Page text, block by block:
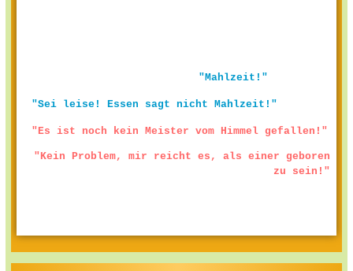
"Mahlzeit!"
"Sei leise! Essen sagt nicht Mahlzeit!"
"Es ist noch kein Meister vom Himmel gefallen!"
"Kein Problem, mir reicht es, als einer geboren
zu sein!"